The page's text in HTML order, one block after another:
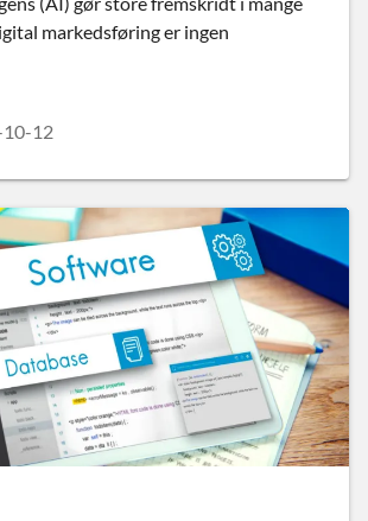
markedsføring er ingen
12